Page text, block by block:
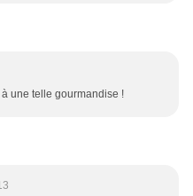
une telle gourmandise !